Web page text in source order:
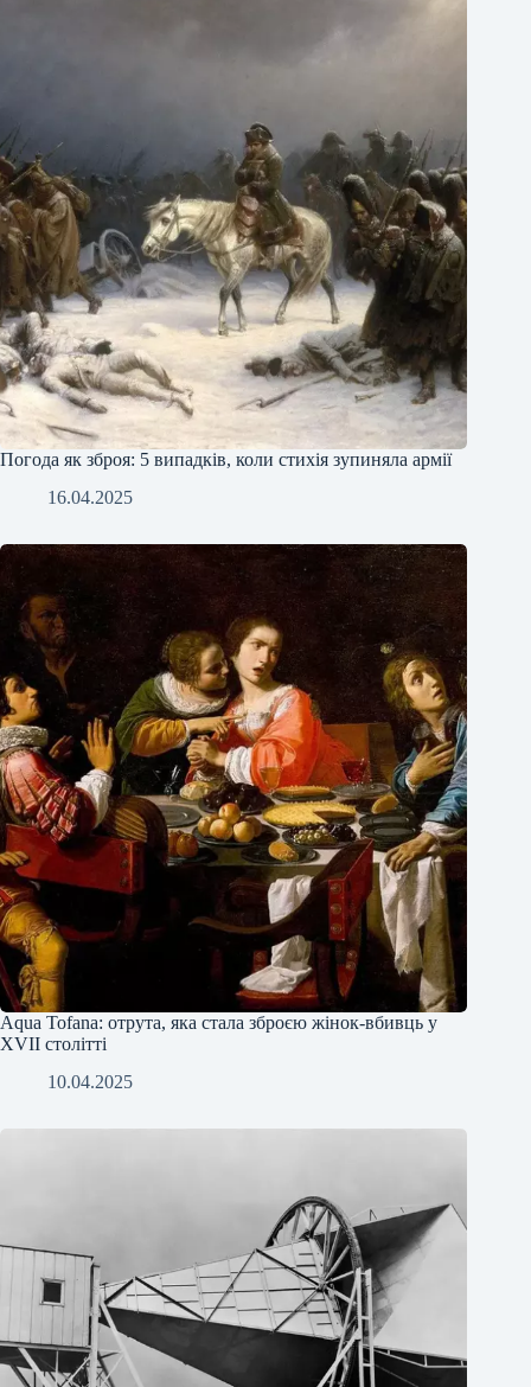
Погода як зброя: 5 випадків, коли стихія зупиняла армії
16.04.2025
Аqua Tofana: отрута, яка стала зброєю жінок-вбивць у
XVII столітті
10.04.2025